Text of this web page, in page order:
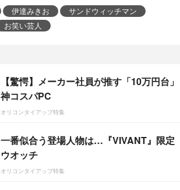
伊達みきお
サンドウィッチマン
お笑い芸人
【驚愕】メーカー社員が推す「10万円台」
神コスパPC
オリコンタイアップ特集
一番似合う登場人物は…『VIVANT』限定
ウオッチ
オリコンタイアップ特集